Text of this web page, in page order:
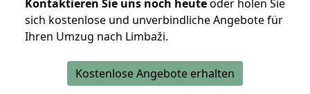
Kontaktieren Sie uns noch heuteoder holen Sie
sich kostenlose und unverbindliche Angebote für
Ihren Umzug nach Limbaži.
Kostenlose Angebote erhalten